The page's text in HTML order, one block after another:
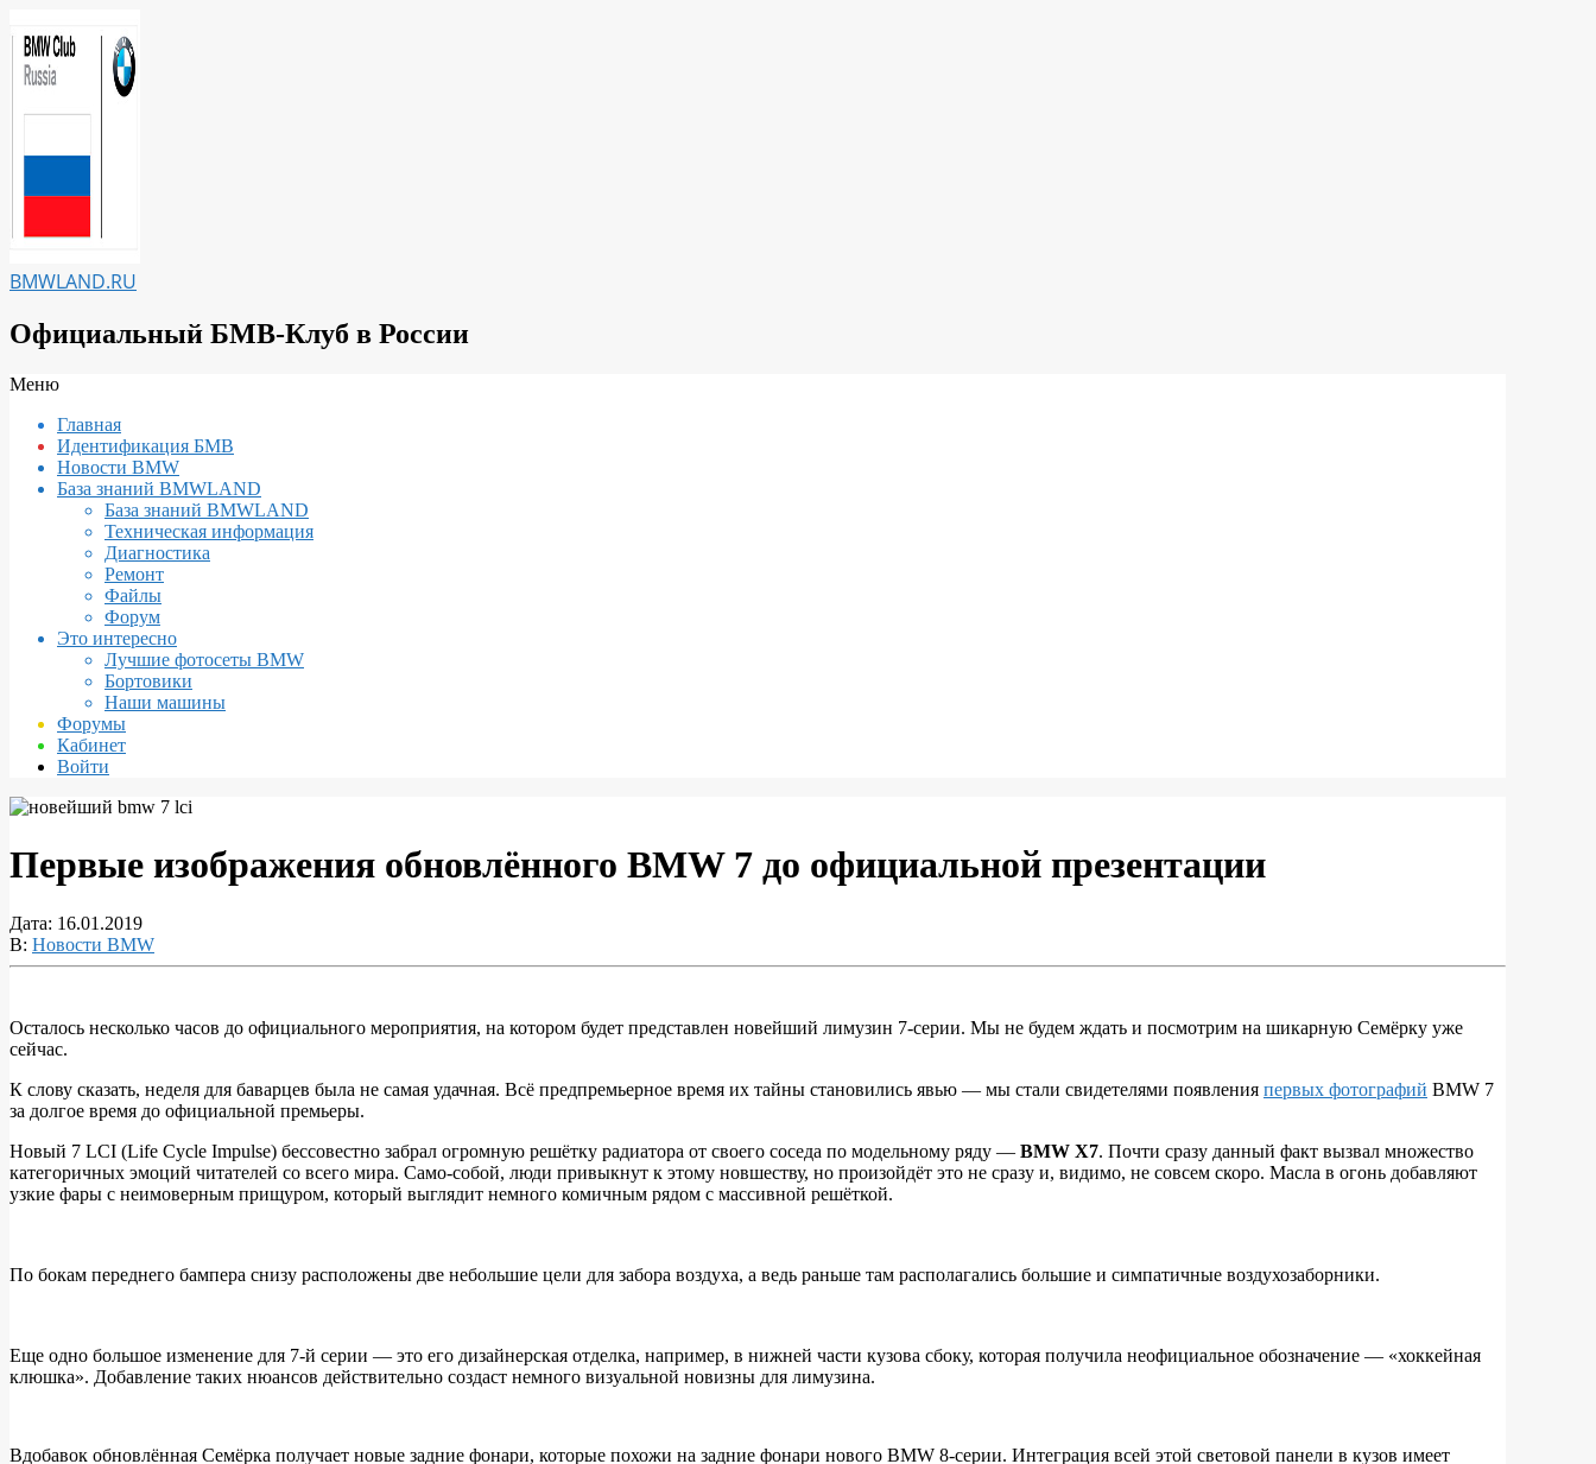
к
содержимому
BMWLAND.RU
Официальный БМВ-Клуб в России
Вторичное
навигации
Меню
Главная
Идентификация БМВ
Новости BMW
База знаний BMWLAND
База знаний BMWLAND
Техническая информация
Диагностика
Ремонт
Файлы
Форум
Это интересно
Лучшие фотосеты BMW
Бортовики
Наши машины
Форумы
Кабинет
Войти
Первые изображения обновлённого BMW 7 до официальной презентации
Дата: 16.01.2019
В: Новости BMW
Первые
изображения
обновлённого
BMW
7
презентации
Осталось несколько часов до официального мероприятия, на котором будет представлен новейший лимузин 7-серии. Мы не будем ждать и посмотрим на шикарную Семёрку уже
сейчас.
К слову сказать, неделя для баварцев была не самая удачная. Всё предпремьерное время их тайны становились явью — мы стали свидетелями появления первых фотографий BMW 7
за долгое время до официальной премьеры.
Новый 7 LCI (Life Cycle Impulse) бессовестно забрал огромную решётку радиатора от своего соседа по модельному ряду — BMW X7. Почти сразу данный факт вызвал множество
категоричных эмоций читателей со всего мира. Само-собой, люди привыкнут к этому новшеству, но произойдёт это не сразу и, видимо, не совсем скоро. Масла в огонь добавляют
узкие фары с неимоверным прищуром, который выглядит немного комичным рядом с массивной решёткой.
По бокам переднего бампера снизу расположены две небольшие цели для забора воздуха, а ведь раньше там располагались большие и симпатичные воздухозаборники.
Еще одно большое изменение для 7-й серии — это его дизайнерская отделка, например, в нижней части кузова сбоку, которая получила неофициальное обозначение — «хоккейная
клюшка». Добавление таких нюансов действительно создаст немного визуальной новизны для лимузина.
Вдобавок обновлённая Семёрка получает новые задние фонари, которые похожи на задние фонари нового BMW 8-серии. Интеграция всей этой световой панели в кузов имеет